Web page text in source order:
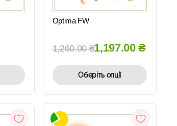
Optima FW
1,260.00₴1,197.00₴
Оберіть опції